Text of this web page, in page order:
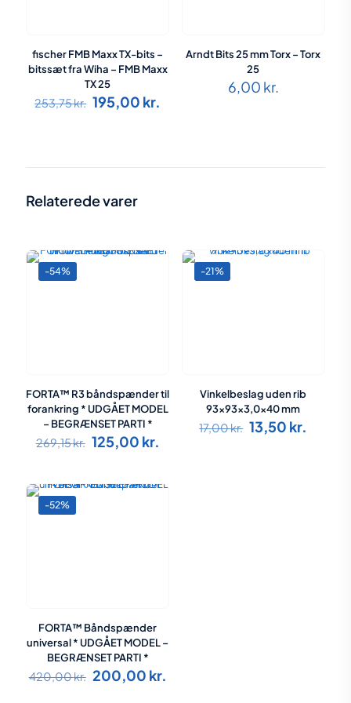
fischer FMB Maxx TX-bits –
bitssæt fra Wiha – FMB Maxx
TX 25
253,75kr. Den
oprindelige
195,00 kr.
Arndt Bits 25 mm Torx – Torx
25
6,00 kr.
Relaterede varer
-54%
FORTA™ R3 båndspænder til
forankring * UDGÅET MODEL
– BEGRÆNSET PARTI *
269,15kr. Den
oprindelige
var:
125,00 kr.
er:
-21%
Vinkelbeslag uden rib
93x93x3,0x40 mm
17,00kr. Den
oprindelige
13,50 kr.
-52%
FORTA™ Båndspænder
universal * UDGÅET MODEL –
BEGRÆNSET PARTI *
420,00kr. Den
oprindelige
200,00 kr.